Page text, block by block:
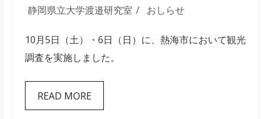
海
観
光
実
態
静岡県立大学渡邉研究室
おしらせ
10月5日（土）・6日（日）に、熱海市において観光
調査を実施しました。
READ MORE